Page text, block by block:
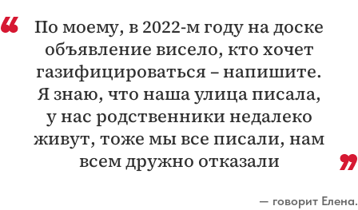
По моему, в 2022-м году на доске
объявление висело, кто хочет
газифицироваться – напишите.
Я знаю, что наша улица писала,
у нас родственники недалеко
живут, тоже мы все писали, нам
всем дружно отказали
— говорит Елена.